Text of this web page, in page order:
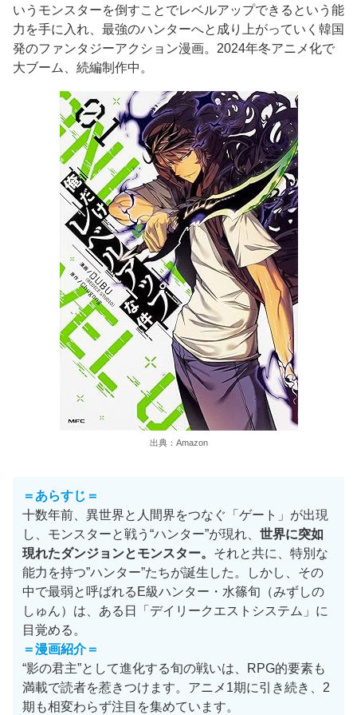
いうモンスターを倒すことでレベルアップできるという能
力を手に入れ、最強のハンターへと成り上がっていく韓国
発のファンタジーアクション漫画。2024年冬アニメ化で
大ブーム、続編制作中。
出典：Amazon
＝あらすじ＝
十数年前、異世界と人間界をつなぐ「ゲート」が出現
し、モンスターと戦う“ハンター”が現れ、 世界に突如
現れたダンジョンとモンスター。 それと共に、特別な
能力を持つ”ハンター”たちが誕生した。しかし、その
中で最弱と呼ばれるE級ハンター・水篠旬（みずしの
しゅん）は、ある日「デイリークエストシステム」に
目覚める。
＝漫画紹介＝
“影の君主”として進化する旬の戦いは、RPG的要素も
満載で読者を惹きつけます。アニメ1期に引き続き、2
期も相変わらず注目を集めています。